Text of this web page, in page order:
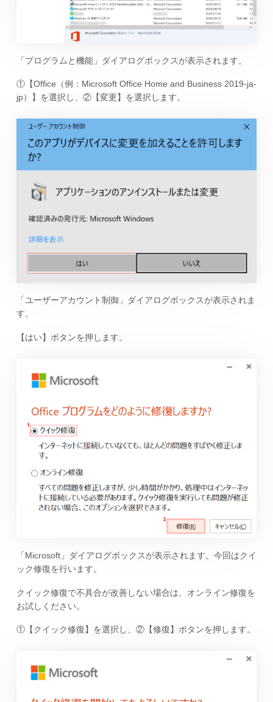
「プログラムと機能」ダイアログボックスが表示されます。
①【Office（例：Microsoft Office Home and Business 2019-ja-
jp）】を選択し、②【変更】を選択します。
「ユーザーアカウント制御」ダイアログボックスが表示されま
す。
【はい】ボタンを押します。
「Microsoft」ダイアログボックスが表示されます。今回はクイ
ック修復を行います。
クイック修復で不具合が改善しない場合は、オンライン修復を
お試しください。
①【クイック修復】を選択し、②【修復】ボタンを押します。